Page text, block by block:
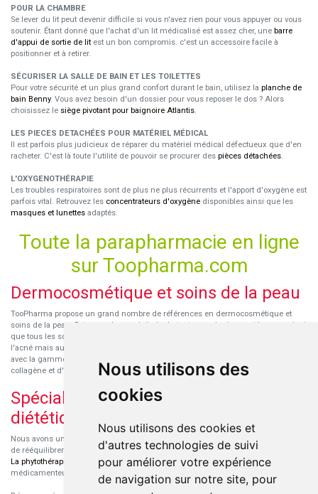
Nous utilisons des
cookies
Nous utilisons des cookies et
d'autres technologies de suivi
pour améliorer votre expérience
de navigation sur notre site, pour
POUR LA CHAMBRE
Se lever du lit peut devenir difficile si vous n'avez rien pour vous appuyer ou vous
soutenir. Étant donné que l'achat d'un lit médicalisé est assez cher, une barre
d'appui de sortie de lit est un bon compromis. c'est un accessoire facile à
positionner et à retirer.
SÉCURISER LA SALLE DE BAIN ET LES TOILETTES
Pour votre sécurité et un plus grand confort durant le bain, utilisez la planche de
bain Benny. Vous avez besoin d'un dossier pour vous reposer le dos ? Alors
choisissez le siège pivotant pour baignoire Atlantis.
LES PIECES DETACHÉES POUR MATÉRIEL MÉDICAL
Il est parfois plus judicieux de réparer du matériel médical défectueux que d'en
racheter. C'est là toute l'utilité de pouvoir se procurer des pièces détachées.
L'OXYGENOTHÉRAPIE
Les troubles respiratoires sont de plus ne plus récurrents et l'apport d'oxygène est
parfois vital. Retrouvez les concentrateurs d'oxygène disponibles ainsi que les
masques et lunettes adaptés.
Toute la parapharmacie en ligne
sur Toopharma.com
Dermocosmétique et soins de la peau
TooPharma propose un grand nombre de références en dermocosmétique et
soins de la peau. Retrouvez les produits hydratants pour le visage et le corps ainsi
que tous les soins pour peaux sensibles ou à tendance atopique, les soins pour
l'acné mais aussi des démaquillants. Découvrez nos nouvelles références SVR
avec la gamme anti-âge pour les peaux encore jeunes
collagène et d'acide hyaluronique.
Spécialisation en micronutrition et
diététique
Nous avons un engouement particulier pour la micronutrition qui permet souvent
de rééquilibrer des carences ou d'améliorer des troubles métaboliques mineurs.
La phytothérapie
l'aromathérapiesont souvent complémentaires de traitements
médicamenteux lorsqu'ils sont bien conseillés.